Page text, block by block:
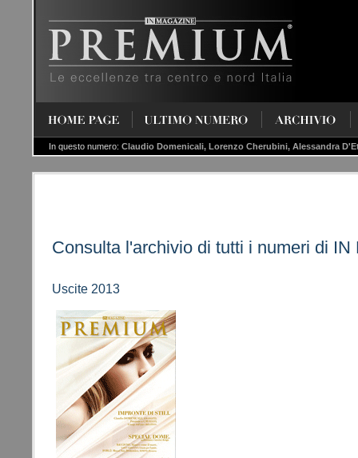
Claudio Domenicali, Lorenzo
Cherubini, Alessandra
D'Ettore, Giacomo Musone...
HOME PAGE ULTIMO NUMERO ARCHIVIO
In questo numero: Claudio Domenicali, Lorenzo Cherubini, Alessandra
Consulta l'archivio di tutti i numeri di
Uscite 2013